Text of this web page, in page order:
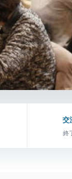
交
終